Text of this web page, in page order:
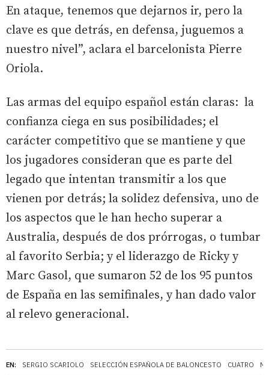
EN: SERGIO SCARIOLO SELECCIÓN ESPAÑOLA DE BALONCESTO CUATRO
En ataque, tenemos que dejarnos ir, pero la
clave es que detrás, en defensa, juguemos a
nuestro nivel”, aclara el barcelonista Pierre
Oriola.
Las armas del equipo español están claras: la
confianza ciega en sus posibilidades; el
carácter competitivo que se mantiene y que
los jugadores consideran que es parte del
legado que intentan transmitir a los que
vienen por detrás; la solidez defensiva, uno de
los aspectos que le han hecho superar a
Australia, después de dos prórrogas, o tumbar
al favorito Serbia; y el liderazgo de Ricky y
Marc Gasol, que sumaron 52 de los 95 puntos
de España en las semifinales, y han dado valor
al relevo generacional.